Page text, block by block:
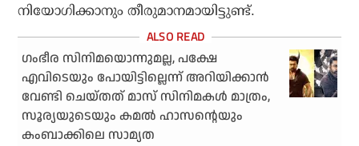
നിയോഗിക്കാനും തീരുമാനമായിട്ടുണ്ട്.
ഗംഭീര സിനിമയൊന്നുമല്ല, പക്ഷേ
എവിടെയും പോയിട്ടില്ലെന്ന് അറിയിക്കാന്‍
വേണ്ടി ചെയ്തത്‌ മാസ് സിനിമകള്‍ മാത്രം,
സൂര്യയുടെയും കമല്‍ ഹാസന്റെയും
കംബാക്കിലെ സാമ്യത